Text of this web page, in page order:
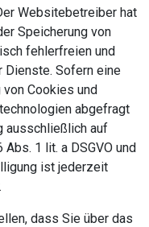
Websitebetreiber hat
Speicherung von
fehlerfreien und
Sofern eine
Cookies und
abgefragt
ausschließlich auf
1 lit. a DSGVO und
ist jederzeit
dass Sie über das